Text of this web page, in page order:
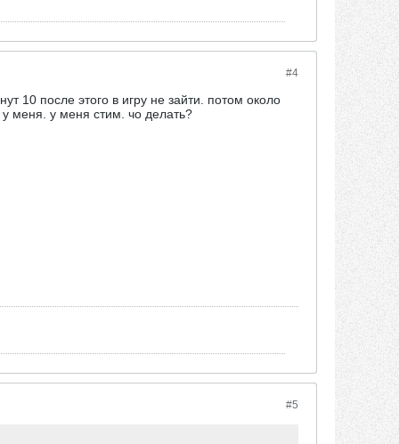
#4
10 после этого в игру не зайти. потом около
у меня. у меня стим. чо делать?
#5